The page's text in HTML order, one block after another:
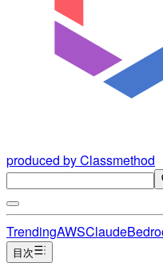
produced by Classmethod
TrendingAWSClaude
目次